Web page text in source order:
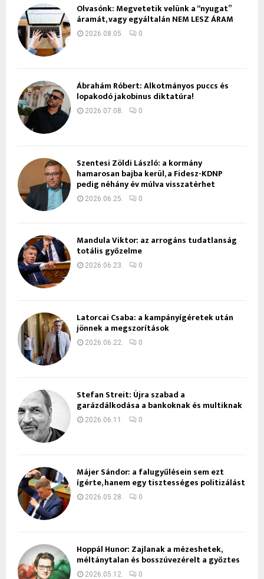
Olvasónk: Megvetetik velünk a “nyugat”
áramát, vagy egyáltalán NEM LESZ ÁRAM
2026.08.05. 0
Ábrahám Róbert: Alkotmányos puccs és
lopakodó jakobinus diktatúra!
2026.07.08. 0
Szentesi Zöldi László: a kormány
hamarosan bajba kerül, a Fidesz-KDNP
pedig néhány év múlva visszatérhet
2026.06.25. 0
Mandula Viktor: az arrogáns tudatlanság
totális győzelme
2026.06.23. 0
Latorcai Csaba: a kampányígéretek után
jönnek a megszorítások
2026.06.22. 0
Stefan Streit: Újra szabad a
garázdálkodása a bankoknak és multiknak
2026.06.11. 0
Májer Sándor: a falugyűlésein sem ezt
ígérte, hanem egy tisztességes politizálást
2026.05.28. 0
Hoppál Hunor: Zajlanak a mézeshetek,
méltánytalan és bosszúvezérelt a győztes
2026.05.12. 0